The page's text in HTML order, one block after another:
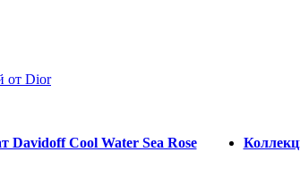
от Dior
Davidoff Cool Water Sea Rose